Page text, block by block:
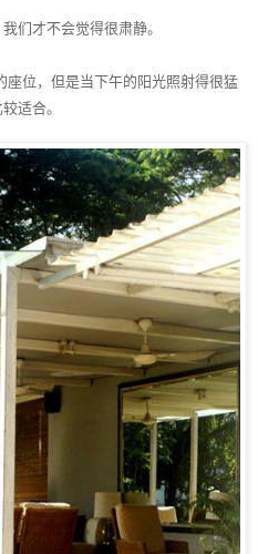
们才不会觉得很肃静。
座位，但是当下午的阳光照射得很猛
适合。